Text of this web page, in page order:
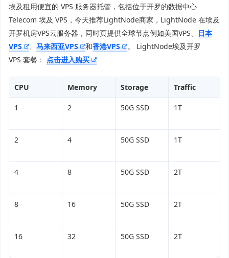
埃及租用便宜的 VPS 服务器托管，包括位于开罗的数据中心
Telecom 埃及 VPS，今天推荐LightNode商家，LightNode 在埃及
开罗机房VPS云服务器，同时页提供全球节点例如美国VPS、 日本
VPS
、 马来西亚VPS 和香港VPS
。 LightNode埃及开罗
VPS 套餐： 点击进入购买
CPU Memory Storage Traffic
1 2 50G SSD 1T
2 4 50G SSD 1T
4 8 50G SSD 2T
8 16 50G SSD 2T
16 32 50G SSD 2T